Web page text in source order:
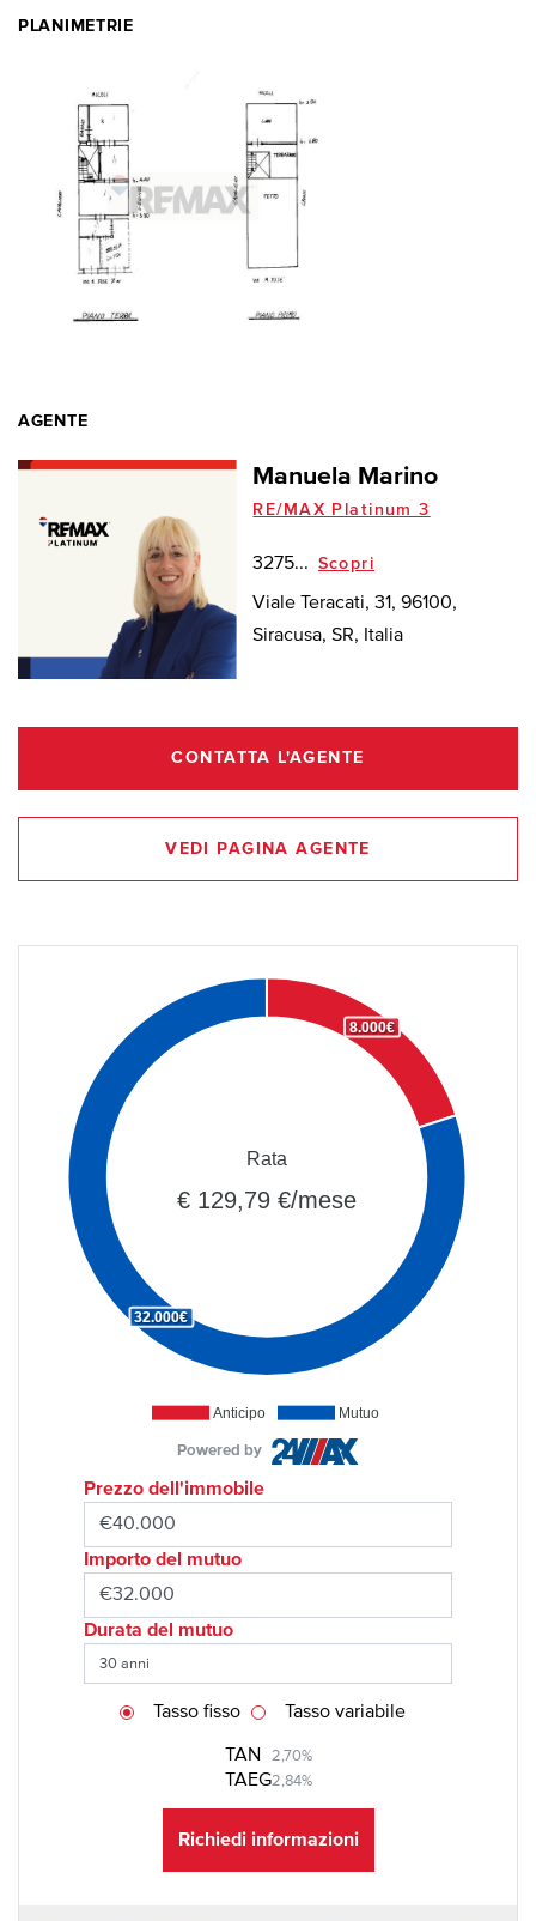
PLANIMETRIE
AGENTE
Manuela Marino
RE/MAX Platinum 3
3275... Scopri
Viale Teracati, 31, 96100,
Siracusa, SR, Italia
CONTATTA L'AGENTE
VEDI PAGINA AGENTE
Anticipo Mutuo
8.000€
32.000€
Rata
€ 129,79 €/mese
Powered by
Prezzo dell'immobile
Importo del mutuo
Durata del mutuo
TAN 2,70%
TAEG2,84%
Tasso fisso Tasso variabile
Richiedi informazioni